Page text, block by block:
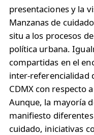
presentaciones y la
Manzanas de
situ a los procesos
política urbana.
compartidas en el
inter-referencialidad
CDMX con respecto
Aunque, la mayoría
manifiesto
cuidado, iniciativas